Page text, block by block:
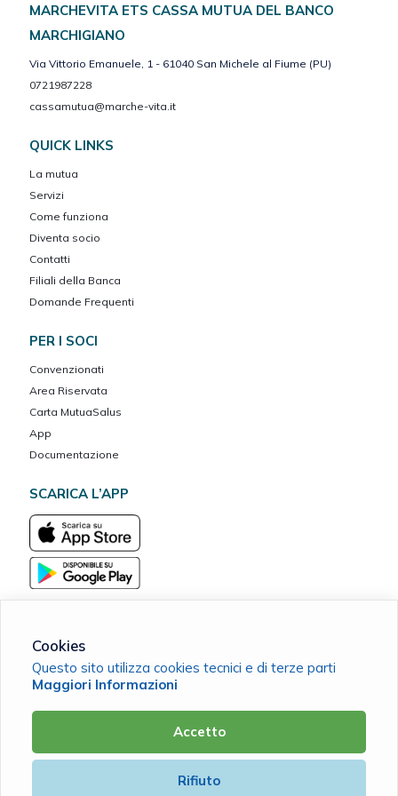
MARCHEVITA ETS CASSA MUTUA DEL BANCO
MARCHIGIANO
Via Vittorio Emanuele, 1 - 61040 San Michele al Fiume (PU)
0721987228
cassamutua@marche-vita.it
QUICK LINKS
La mutua
Servizi
Come funziona
Diventa socio
Contatti
Filiali della Banca
Domande Frequenti
PER I SOCI
Convenzionati
Area Riservata
Carta MutuaSalus
App
Documentazione
SCARICA L’APP
MarcheVita ETS Cassa Mutua del Banco Marchigiano
C.F. 90038420411 |Cookie Policy
Powered by
Cookies
Questo sito utilizza cookies tecnici e di terze parti
Maggiori Informazioni
Accetto
Rifiuto